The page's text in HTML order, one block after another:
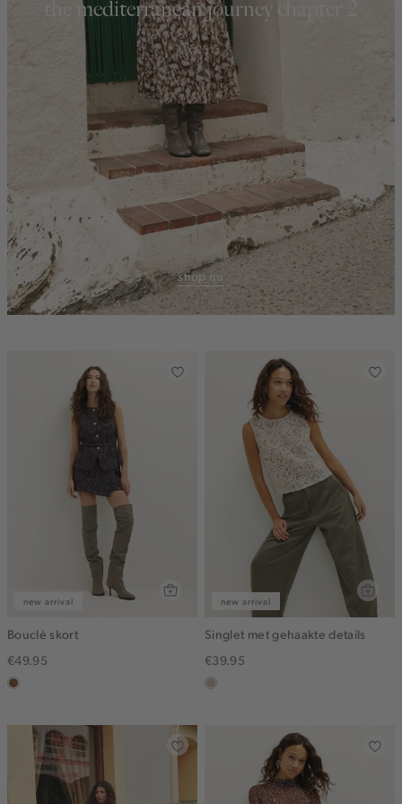
the mediterranean journey chapter 2
shop nu
new arrival
Bouclé skort
€49.95
deepmocca
new arrival
Singlet met gehaakte details
€39.95
lichtzand